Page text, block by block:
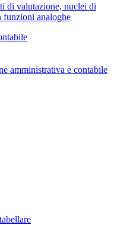
di valutazione, nuclei di
funzioni analoghe
amministrativa e contabile